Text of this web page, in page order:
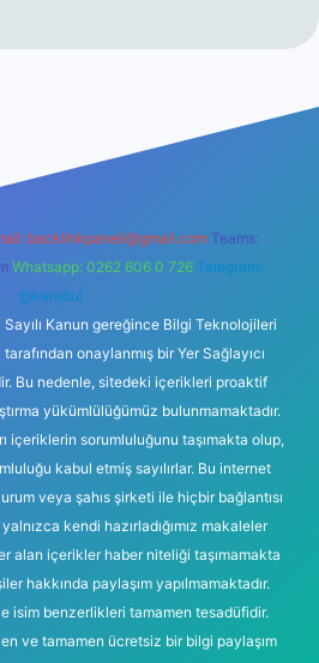
backlinkpaneli@gmail.com Teams:
Whatsapp: 0262 606 0 726 Telegram:
@karabul
Kanun gereğince Bilgi Teknolojileri
onaylanmış bir Yer Sağlayıcı
Bu nedenle, sitedeki içerikleri proaktif
yükümlülüğümüz bulunmamaktadır.
içeriklerin sorumluluğunu taşımakta olup,
kabul etmiş sayılırlar. Bu internet
veya şahıs şirketi ile hiçbir bağlantısı
kendi hazırladığımız makaleler
alan içerikler haber niteliği taşımamakta
hakkında paylaşım yapılmamaktadır.
isim benzerlikleri tamamen tesadüfidir.
ve tamamen ücretsiz bir bilgi paylaşım